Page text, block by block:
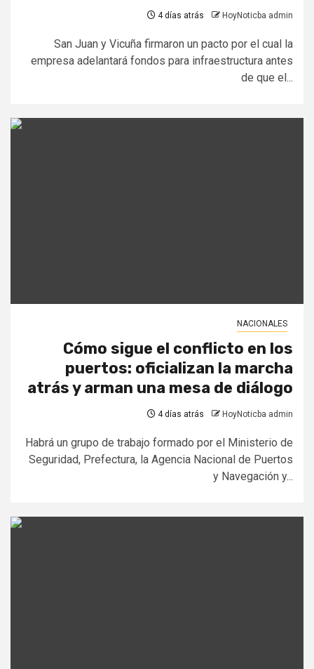
4 días atrás HoyNoticba admin
San Juan y Vicuña firmaron un pacto por el cual la
empresa adelantará fondos para infraestructura antes
de que el...
NACIONALES
Cómo sigue el conflicto en los
puertos: oficializan la marcha
atrás y arman una mesa de diálogo
4 días atrás HoyNoticba admin
Habrá un grupo de trabajo formado por el Ministerio de
Seguridad, Prefectura, la Agencia Nacional de Puertos
y Navegación y...